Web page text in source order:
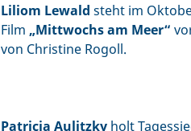
Liliom Lewald steht im
Film „Mittwochs am Meer“
von Christine Rogoll.
Patricia Aulitzky holt